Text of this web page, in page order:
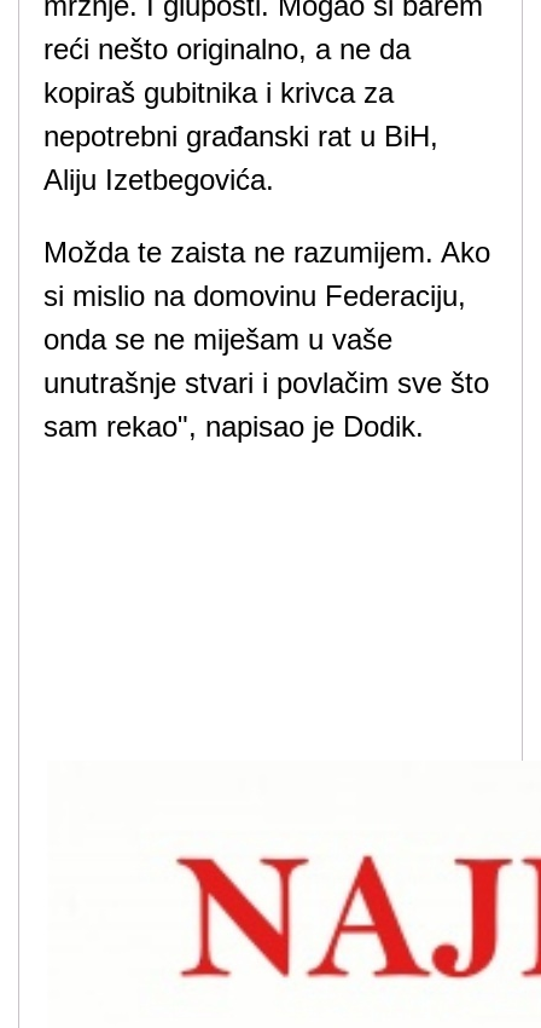
reći nešto originalno, a ne da
kopiraš gubitnika i krivca za
nepotrebni građanski rat u BiH,
Aliju Izetbegovića.
Možda te zaista ne razumijem. Ako
si mislio na domovinu Federaciju,
onda se ne miješam u vaše
unutrašnje stvari i povlačim sve što
sam rekao", napisao je Dodik.